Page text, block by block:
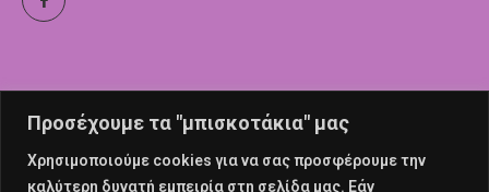
Προσέχουμε τα "μπισκοτάκια" μας
Χρησιμοποιούμε cookies για να σας προσφέρουμε την
καλύτερη δυνατή εμπειρία στη σελίδα μας. Εάν